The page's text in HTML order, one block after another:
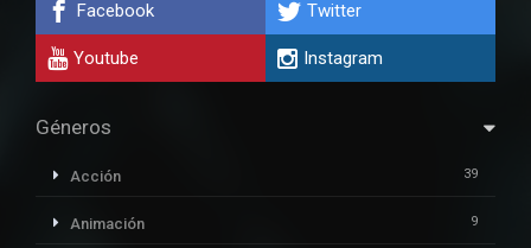
Facebook Twitter
Youtube Instagram
Géneros
Acción 39
Animación 9